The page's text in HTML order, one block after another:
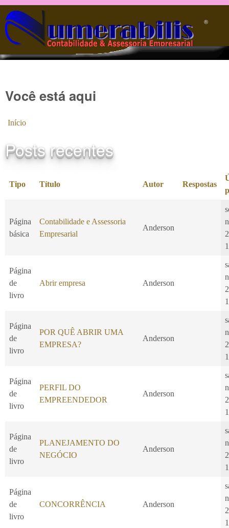
Pular para o conteúdo principal
®️
Você está aqui
Início
Posts recentes
Tipo Título Autor Respostas
Página
básica
Contabilidade e Assessoria
Empresarial
Anderson
Página
de
livro
Abrir empresa Anderson
Página
de
livro
POR QUÊ ABRIR UMA
EMPRESA?
Anderson
Página
de
livro
PERFIL DO
EMPREENDEDOR
Anderson
Página
de
livro
PLANEJAMENTO DO
NEGÓCIO
Anderson
Página
de
livro
CONCORRÊNCIA Anderson